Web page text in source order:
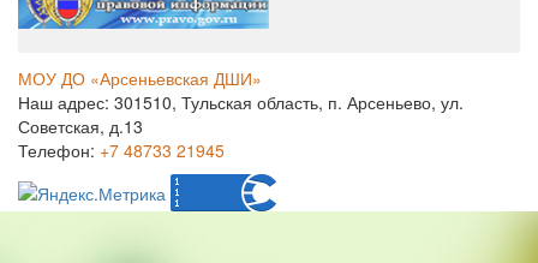
МОУ ДО «Арсеньевская ДШИ»
Наш адрес: 301510, Тульская область, п. Арсеньево, ул.
Советская, д.13
Телефон: +7 48733 21945